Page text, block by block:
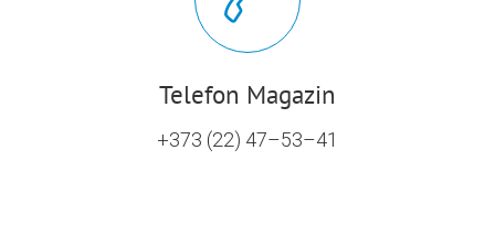
Telefon Magazin
+373 (22) 47–53–41